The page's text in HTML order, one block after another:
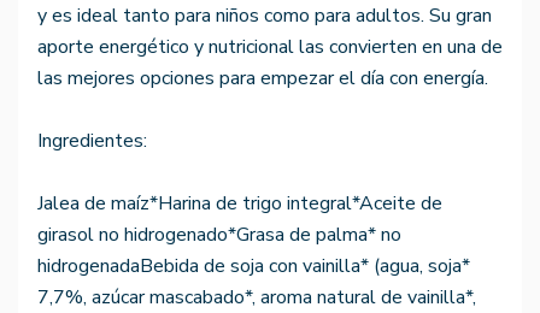
y es ideal tanto para niños como para adultos. Su gran
aporte energético y nutricional las convierten en una de
las mejores opciones para empezar el día con energía.
Ingredientes:
Jalea de maíz*Harina de trigo integral*Aceite de
girasol no hidrogenado*Grasa de palma* no
hidrogenadaBebida de soja con vainilla* (agua, soja*
7,7%, azúcar mascabado*, aroma natural de vainilla*,